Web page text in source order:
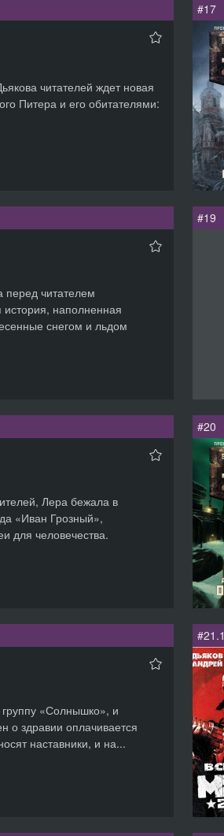
читателей ждет новая
Питера и его обитателями:
#17
читателем
история, наполненная
снегом и льдом
#19
Лера бежала в
«Иван Грозный»,
для человечества.
#20
«Солнышко», и
о здравии оплачивается
наставники, и на...
#21.1